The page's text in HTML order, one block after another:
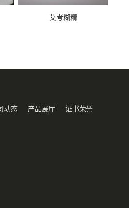
艾考糊精
动态 产品展厅 证书荣誉